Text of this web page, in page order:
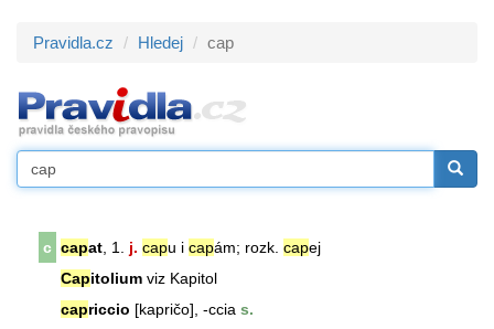
Pravidla.cz Hledej cap
c capat , 1. j. capu i capám; rozk. capej
Capitolium viz Kapitol
capriccio [kapričo], -ccia s.